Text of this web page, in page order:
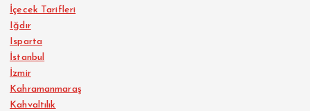
İçecek Tarifleri
Iğdır
Isparta
İstanbul
İzmir
Kahramanmaraş
Kahvaltılık